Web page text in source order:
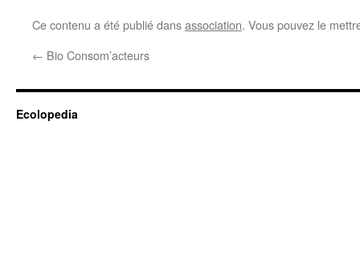
Ce contenu a été publié dansassociation. Vous pouvez le
← Bio Consom’acteurs
Ecolopedia